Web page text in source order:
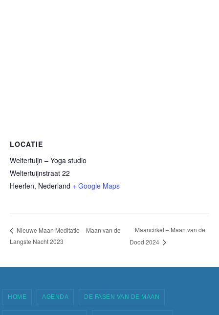
LOCATIE
Weltertuijn – Yoga studio
Weltertuijnstraat 22
Heerlen, Nederland + Google Maps
Nieuwe Maan Meditatie – Maan van de
Langste Nacht 2023
Maancirkel – Maan van de
Dood 2024
HOME AGENDA DE FASEN VAN DE MAAN